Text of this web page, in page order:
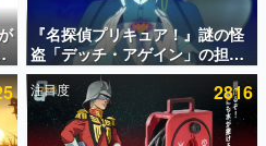
『名探偵プリキュア！』謎の怪
盗「デッチ・アゲイン」の担当
キャストは天﨑滉平さんと判
明。『Re:ゼロから始める異世
界生活』オットー役、『ヒプノ
シスマイク』山田三郎役など
注目度 2816